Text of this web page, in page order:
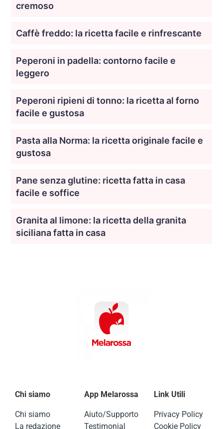
cremoso
Caffè freddo: la ricetta facile e rinfrescante
Peperoni in padella: contorno facile e
leggero
Peperoni ripieni di tonno: la ricetta al forno
facile e gustosa
Pasta alla Norma: la ricetta originale facile e
gustosa
Pane senza glutine: ricetta fatta in casa
facile e soffice
Granita al limone: la ricetta della granita
siciliana fatta in casa
Chi siamo
Chi siamo
La redazione
App Melarossa
Aiuto/Supporto
Testimonial
Link Utili
Privacy Policy
Cookie Policy